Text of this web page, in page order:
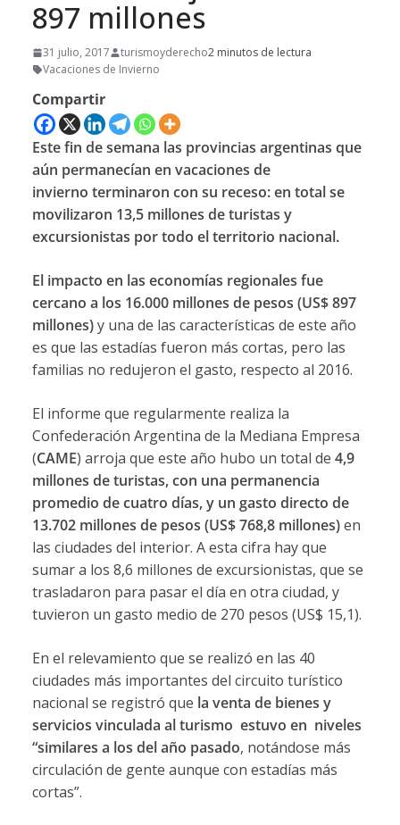
897 millones
31 julio, 2017 turismoyderecho2 minutos de lectura
Vacaciones de Invierno
Compartir
Este fin de semana las provincias argentinas que
aún permanecían en vacaciones de
invierno terminaron con su receso: en total se
movilizaron 13,5 millones de turistas y
excursionistas por todo el territorio nacional.
El impacto en las economías regionales fue
cercano a los 16.000 millones de pesos (US$ 897
millones)y una de las características de este año
es que las estadías fueron más cortas, pero las
familias no redujeron el gasto, respecto al 2016.
El informe que regularmente realiza la
Confederación Argentina de la Mediana Empresa
(CAME) arroja que este año hubo un total de 4,9
millones de turistas, con una permanencia
promedio de cuatro días, y un gasto directo de
13.702 millones de pesos (US$ 768,8 millones)en
las ciudades del interior. A esta cifra hay que
sumar a los 8,6 millones de excursionistas, que se
trasladaron para pasar el día en otra ciudad, y
tuvieron un gasto medio de 270 pesos (US$ 15,1).
En el relevamiento que se realizó en las 40
ciudades más importantes del circuito turístico
nacional se registró que la venta de bienes y
servicios vinculada al turismo estuvo en niveles
“similares a los del año pasado, notándose más
circulación de gente aunque con estadías más
cortas”.